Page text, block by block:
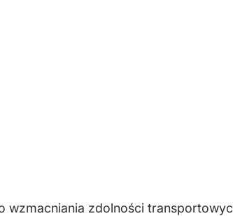
wzmacniania zdolności